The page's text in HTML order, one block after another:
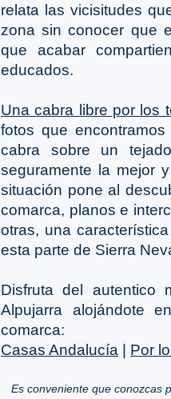
relata las vicisitudes
zona sin conocer que
que acabar
educados.
Una cabra libre por los
fotos que
cabra sobre un
seguramente la mejor
situación pone al
comarca, planos e
otras, una
esta parte de Sierra
Disfruta del autentico
Alpujarra alojándote
comarca:
Casas Andalucía
Por
Es conveniente que conozcas